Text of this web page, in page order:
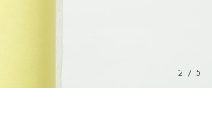
3 /5